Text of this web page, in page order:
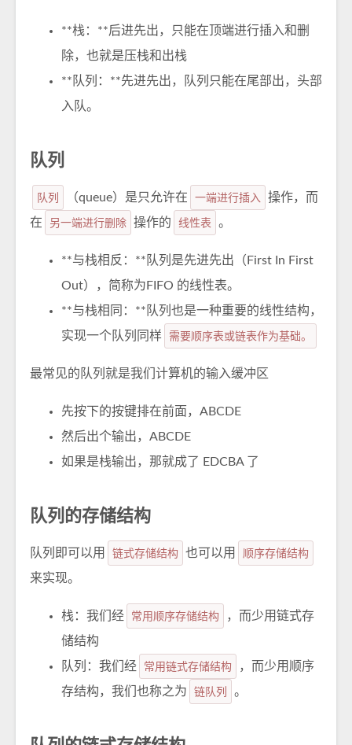
**栈：**后进先出，只能在顶端进行插入和删
除，也就是压栈和出栈
**队列：**先进先出，队列只能在尾部出，头部
入队。
队列
队列 （queue）是只允许在 一端进行插入
操作，而
在
另一端进行删除 操作的 线性表 。
**与栈相反：**队列是先进先出（First In First
Out），简称为FIFO 的线性表。
**与栈相同：**队列也是一种重要的线性结构，
实现一个队列同样
需要顺序表或链表作为基础。
最常见的队列就是我们计算机的输入缓冲区
先按下的按键排在前面，ABCDE
然后出个输出，ABCDE
如果是栈输出，那就成了 EDCBA 了
队列的存储结构
队列即可以用 链式存储结构 也可以用
顺序存储结构
来实现。
栈：我们经 常用顺序存储结构
，而少用链式存
储结构
队列：我们经
常用链式存储结构
，而少用顺序
存结构，我们也称之为
链队列 。